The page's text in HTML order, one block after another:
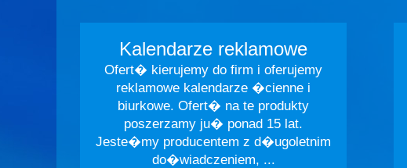
Kalendarze reklamowe
Ofert� kierujemy do firm i oferujemy
reklamowe kalendarze �cienne i
biurkowe. Ofert� na te produkty
poszerzamy ju� ponad 15 lat.
Jeste�my producentem z d�ugoletnim
do�wiadczeniem, ...